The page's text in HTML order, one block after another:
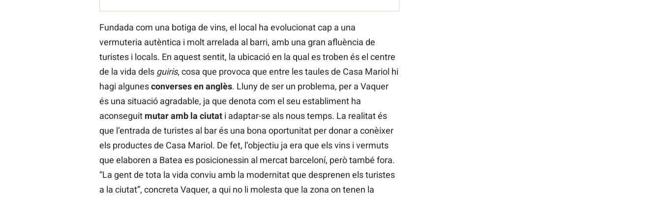
Fundada com una botiga de vins, el local ha evolucionat cap a una
vermuteria autèntica i molt arrelada al barri, amb una gran afluència de
turistes i locals. En aquest sentit, la ubicació en la qual es troben és el centre
de la vida dels guiris, cosa que provoca que entre les taules de Casa Mariol hi
hagi algunesconverses en anglès. Lluny de ser un problema, per a Vaquer
és una situació agradable, ja que denota com el seu establiment ha
aconseguit mutar amb la ciutati adaptar-se als nous temps. La realitat és
que l’entrada de turistes al bar és una bona oportunitat per donar a conèixer
els productes de Casa Mariol. De fet, l’objectiu ja era que els vins i vermuts
que elaboren a Batea es posicionessin al mercat barceloní, però també fora.
“La gent de tota la vida conviu amb la modernitat que desprenen els turistes
a la ciutat”, concreta Vaquer, a qui no li molesta que la zona on tenen la